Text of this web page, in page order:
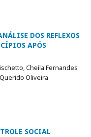
DOS REFLEXOS
APÓS
Cheila Fernandes
Oliveira
SOCIAL